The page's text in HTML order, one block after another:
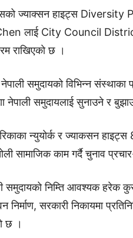
ज्याक्सन हाइट्स Diversity
लाई City Council District
राखिएकाे छ ।
समुदायको विभिन्न संस्थाका
समुदायलाई सुनाउने र
न्युयोर्क र ज्याकसन
सामाजिक काम गर्दै चुनाव
निम्ति आवश्यक हरेक
निर्माण, सरकारी निकायमा
छ ।